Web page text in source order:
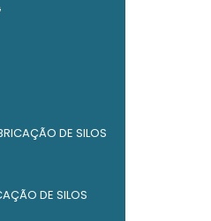
DE SILOS
DE SILOS
de entulho